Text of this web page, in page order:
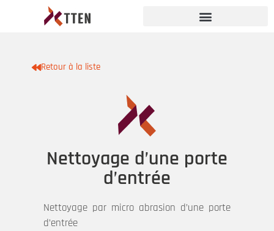
Retour à la liste
Nettoyage d’une porte
d’entrée
Nettoyage par micro abrasion d’une porte
d’entrée